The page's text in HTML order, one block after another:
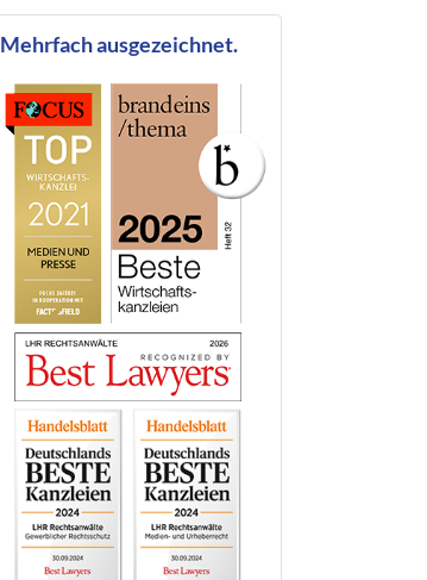
Mehrfach ausgezeichnet.